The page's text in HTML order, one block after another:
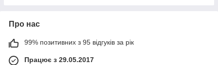
Про нас
99% позитивних з 95 відгуків за рік
Працює з 29.05.2017